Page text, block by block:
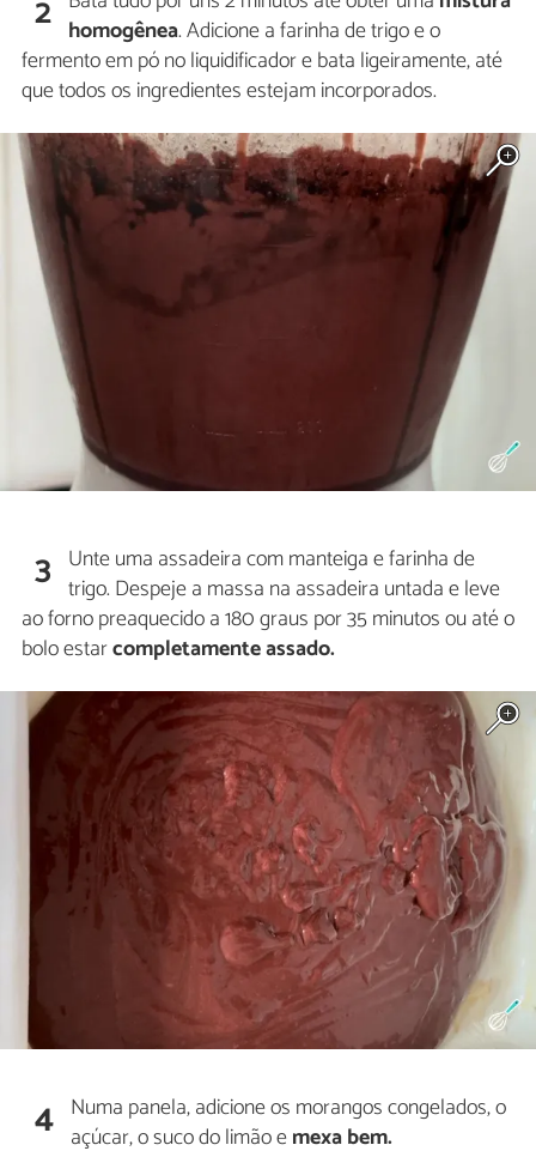
2 homogênea. Adicione a farinha de trigo e o
fermento em pó no liquidificador e bata ligeiramente, até
que todos os ingredientes estejam incorporados.
3 Unte uma assadeira com manteiga e farinha de
trigo. Despeje a massa na assadeira untada e leve
ao forno preaquecido a 180 graus por 35 minutos ou até o
bolo estarcompletamente assado.
4 Numa panela, adicione os morangos congelados, o
açúcar, o suco do limão emexa bem.